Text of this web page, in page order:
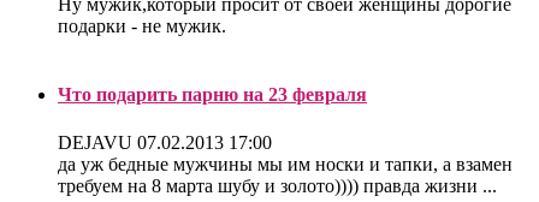
Ну мужик,который просит от своей женщины дорогие
подарки - не мужик.
Что подарить парню на 23 февраля
DEJAVU 07.02.2013 17:00
да уж бедные мужчины мы им носки и тапки, а взамен
требуем на 8 марта шубу и золото)))) правда жизни ...